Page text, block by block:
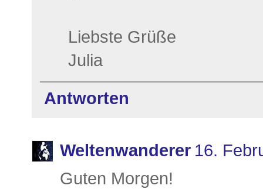
Liebste Grüße
Julia
Antworten
Weltenwanderer 16.
Guten Morgen!